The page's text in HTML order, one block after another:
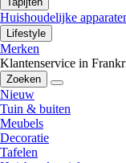
Huishoudelijke
Lifestyle
Merken
Klantenservice in
Zoeken
Nieuw
Tuin & buiten
Meubels
Decoratie
Tafelen